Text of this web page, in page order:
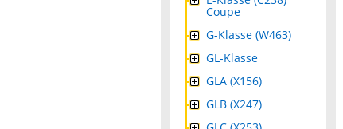
Coupe
G-Klasse (W463)
GL-Klasse
GLA (X156)
GLB (X247)